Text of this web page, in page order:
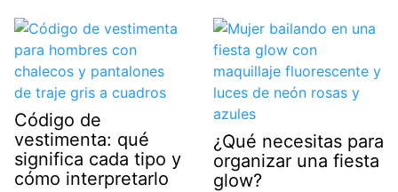
Código de
vestimenta: qué
significa cada tipo y
cómo interpretarlo
¿Qué necesitas para
organizar una fiesta
glow?